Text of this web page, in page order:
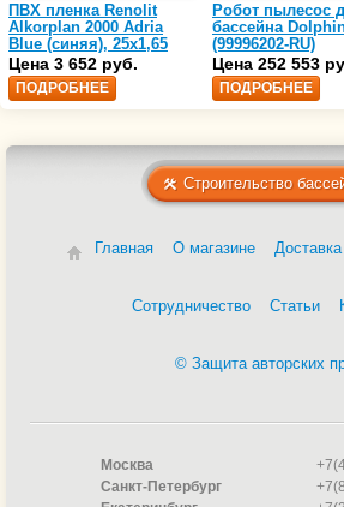
ПВХ пленка Renolit
Alkorplan 2000 Adria
Blue (синяя), 25х1,65
(35216203)
Цена 3 652 руб.
ПОДРОБНЕЕ
Робот пылесос
бассейна
(99996202-RU)
Цена 252 553
ПОДРОБНЕЕ
Строительство
Главная О магазине Доставка
Сотрудничество Статьи
© Защита авторских
Москва
Санкт-Петербург